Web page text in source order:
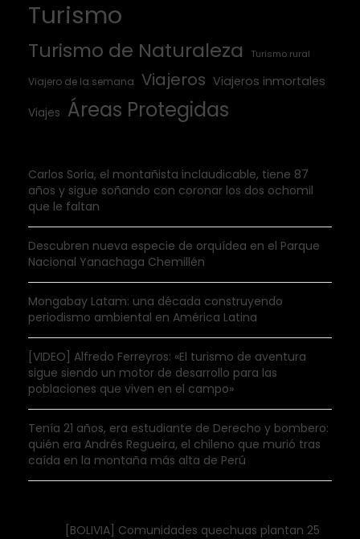
Turismo
Turismo de Naturaleza Turismo rural
Viajero de la semana Viajeros Viajeros inmortales
Viajes Áreas Protegidas
Carlos Soria, el montañista inclaudicable, tiene 87
años y sigue soñando con coronar los dos ochomil
que le faltan
Descubren nueva especie de orquídea en el Parque
Nacional Yanachaga Chemillén
Mongabay Latam: una década construyendo
periodismo ambiental en América Latina
[VIDEO] Alfredo Ferreyros: «El turismo de aventura
sigue siendo un motor de desarrollo para las
poblaciones que viven en el campo»
Tenía 21 años, era estudiante de Derecho y bombero:
quién era Andrés Regueira, el chileno que murió tras
caída en la montaña más alta de Perú
[BOLIVIA] Comunidades quechuas plantan 25